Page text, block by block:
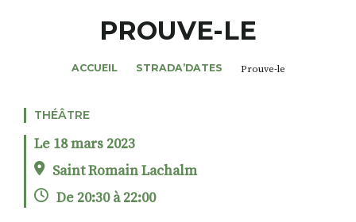
MAGAZINES
NOS THÈMES
STRADA’DATES
ROSÉE DE MAI
PROUVE-LE
ACCUEIL STRADA’DATES Prouve-le
THÉÂTRE
Le 18 mars 2023
Saint Romain Lachalm
De 20:30 à 22:00